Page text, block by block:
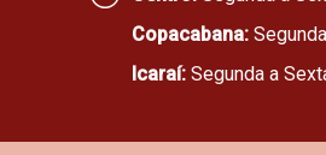
Copacabana:
Icaraí: Segunda a